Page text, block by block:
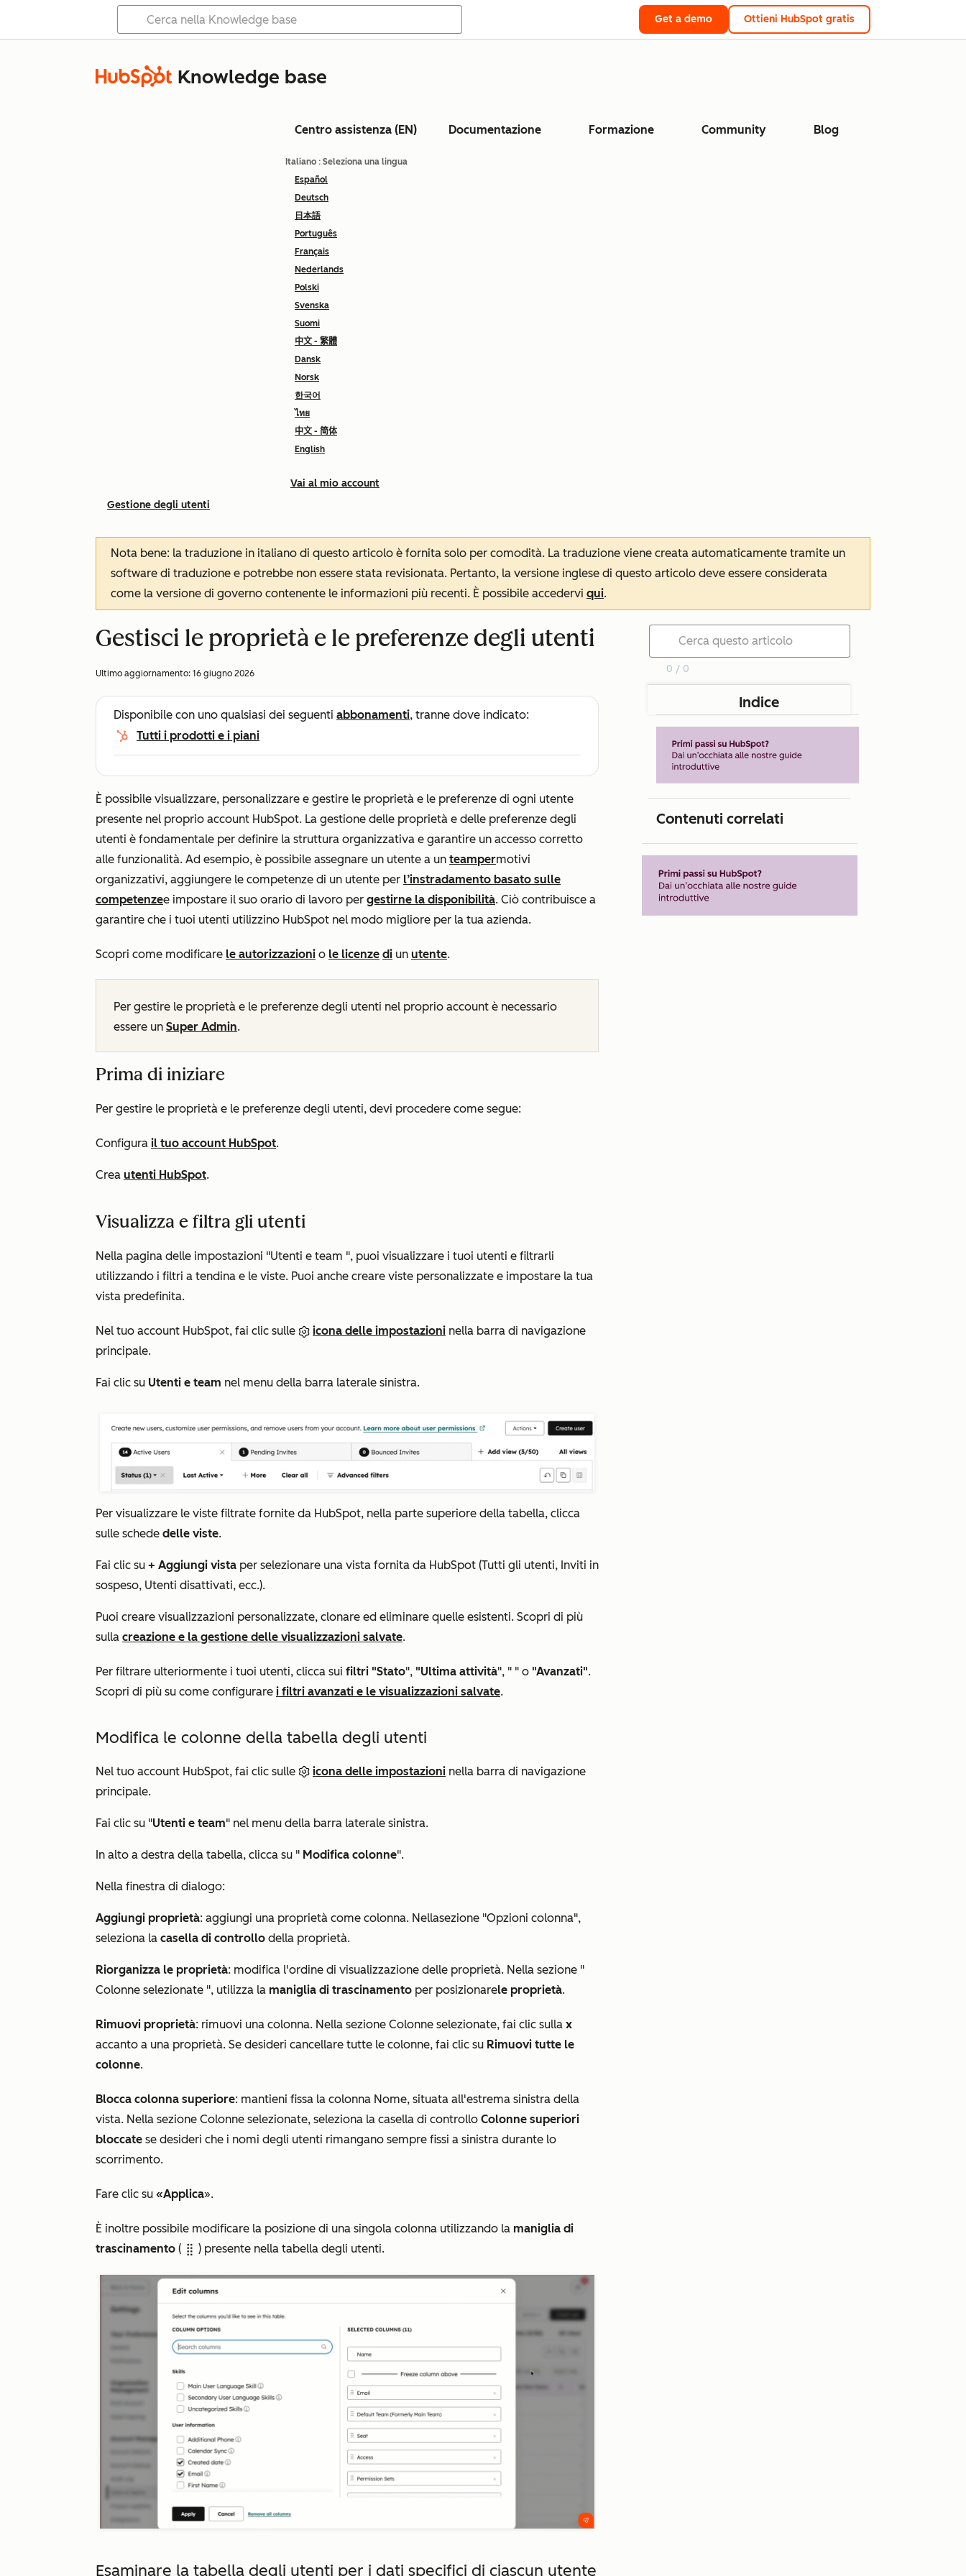
Get a demo Ottieni HubSpot gratis
Knowledge base
Centro assistenza (EN) Documentazione Formazione Community Blog
Italiano : Seleziona una lingua
Español
Deutsch
日本語
Português
Français
Nederlands
Polski
Svenska
Suomi
中文 - 繁體
Dansk
Norsk
한국어
ไทย
中文 - 简体
English
Vai al mio account
Gestione degli utenti
Nota bene: la traduzione in italiano di questo articolo è fornita solo per comodità. La traduzione viene creata automaticamente tramite un
software di traduzione e potrebbe non essere stata revisionata. Pertanto, la versione inglese di questo articolo deve essere considerata
come la versione di governo contenente le informazioni più recenti. È possibile accedervi qui.
Gestisci le proprietà e le preferenze degli utenti
Ultimo aggiornamento: 16 giugno 2026
Disponibile con uno qualsiasi dei seguenti abbonamenti, tranne dove indicato:
Tutti i prodotti e i piani
È possibile visualizzare, personalizzare e gestire le proprietà e le preferenze di ogni utente
presente nel proprio account HubSpot. La gestione delle proprietà e delle preferenze degli
utenti è fondamentale per definire la struttura organizzativa e garantire un accesso corretto
alle funzionalità. Ad esempio, è possibile assegnare un utente a un teampermotivi
organizzativi, aggiungere le competenze di un utente per l’instradamento basato sulle
competenzee impostare il suo orario di lavoro per gestirne la disponibilità. Ciò contribuisce a
garantire che i tuoi utenti utilizzino HubSpot nel modo migliore per la tua azienda.
Scopri come modificare le autorizzazioni o le licenze di un utente.
Per gestire le proprietà e le preferenze degli utenti nel proprio account è necessario
essere un Super Admin.
Prima di iniziare
Per gestire le proprietà e le preferenze degli utenti, devi procedere come segue:
Configura il tuo account HubSpot.
Crea utenti HubSpot.
Visualizza e filtra gli utenti
Nella pagina delle impostazioni "Utenti e team ", puoi visualizzare i tuoi utenti e filtrarli
utilizzando i filtri a tendina e le viste. Puoi anche creare viste personalizzate e impostare la tua
vista predefinita.
Nel tuo account HubSpot, fai clic sulle icona delle impostazioni nella barra di navigazione
principale.
Fai clic su Utenti e team nel menu della barra laterale sinistra.
Per visualizzare le viste filtrate fornite da HubSpot, nella parte superiore della tabella, clicca
sulle schede delle viste.
Fai clic su + Aggiungi vista per selezionare una vista fornita da HubSpot (Tutti gli utenti, Inviti in
sospeso, Utenti disattivati, ecc.).
Puoi creare visualizzazioni personalizzate, clonare ed eliminare quelle esistenti. Scopri di più
sulla creazione e la gestione delle visualizzazioni salvate.
Per filtrare ulteriormente i tuoi utenti, clicca sui filtri "Stato", "Ultima attività", " " o "Avanzati".
Scopri di più su come configurare i filtri avanzati e le visualizzazioni salvate.
Modifica le colonne della tabella degli utenti
Nel tuo account HubSpot, fai clic sulle icona delle impostazioni nella barra di navigazione
principale.
Fai clic su "Utenti e team" nel menu della barra laterale sinistra.
In alto a destra della tabella, clicca su " Modifica colonne".
Nella finestra di dialogo:
Aggiungi proprietà: aggiungi una proprietà come colonna. Nellasezione "Opzioni colonna",
seleziona la casella di controllo della proprietà.
Riorganizza le proprietà: modifica l'ordine di visualizzazione delle proprietà. Nella sezione "
Colonne selezionate ", utilizza la maniglia di trascinamento per posizionarele proprietà.
Rimuovi proprietà: rimuovi una colonna. Nella sezione Colonne selezionate, fai clic sulla x
accanto a una proprietà. Se desideri cancellare tutte le colonne, fai clic su Rimuovi tutte le
colonne.
Blocca colonna superiore: mantieni fissa la colonna Nome, situata all'estrema sinistra della
vista. Nella sezione Colonne selezionate, seleziona la casella di controllo Colonne superiori
bloccate se desideri che i nomi degli utenti rimangano sempre fissi a sinistra durante lo
scorrimento.
Fare clic su «Applica».
È inoltre possibile modificare la posizione di una singola colonna utilizzando la maniglia di
trascinamento ( dragHandle ) presente nella tabella degli utenti.
Esaminare la tabella degli utenti per i dati specifici di ciascun utente
0 / 0
Indice
Contenuti correlati